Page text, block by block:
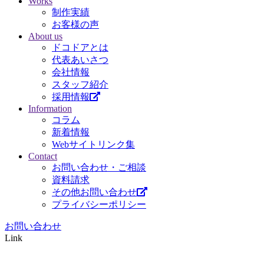
制作実績
お客様の声
About us
ドコドアとは
代表あいさつ
会社情報
スタッフ紹介
採用情報
Information
コラム
新着情報
Webサイトリンク集
Contact
お問い合わせ・ご相談
資料請求
その他お問い合わせ
プライバシーポリシー
お問い合わせ
Link